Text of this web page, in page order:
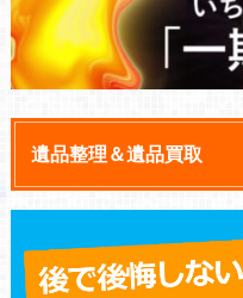
遺品整理＆遺品買取